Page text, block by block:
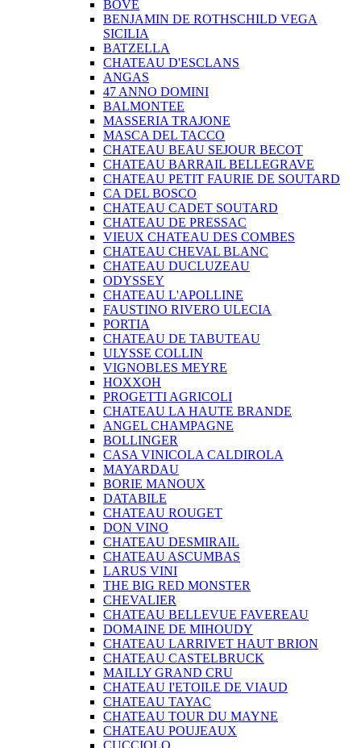
BOVE
BENJAMIN DE ROTHSCHILD VEGA
SICILIA
BATZELLA
CHATEAU D'ESCLANS
ANGAS
47 ANNO DOMINI
BALMONTEE
MASSERIA TRAJONE
MASCA DEL TACCO
CHATEAU BEAU SEJOUR BECOT
CHATEAU BARRAIL BELLEGRAVE
CHATEAU PETIT FAURIE DE SOUTARD
CA DEL BOSCO
CHATEAU CADET SOUTARD
CHATEAU DE PRESSAC
VIEUX CHATEAU DES COMBES
CHATEAU CHEVAL BLANC
CHATEAU DUCLUZEAU
ODYSSEY
CHATEAU L'APOLLINE
FAUSTINO RIVERO ULECIA
PORTIA
CHATEAU DE TABUTEAU
ULYSSE COLLIN
VIGNOBLES MEYRE
HOXXOH
PROGETTI AGRICOLI
CHATEAU LA HAUTE BRANDE
ANGEL CHAMPAGNE
BOLLINGER
CASA VINICOLA CALDIROLA
MAYARDAU
BORIE MANOUX
DATABILE
CHATEAU ROUGET
DON VINO
CHATEAU DESMIRAIL
CHATEAU ASCUMBAS
LARUS VINI
THE BIG RED MONSTER
CHEVALIER
CHATEAU BELLEVUE FAVEREAU
DOMAINE DE MIHOUDY
CHATEAU LARRIVET HAUT BRION
CHATEAU CASTELBRUCK
MAILLY GRAND CRU
CHATEAU I'ETOILE DE VIAUD
CHATEAU TAYAC
CHATEAU TOUR DU MAYNE
CHATEAU POUJEAUX
CUCCIOLO